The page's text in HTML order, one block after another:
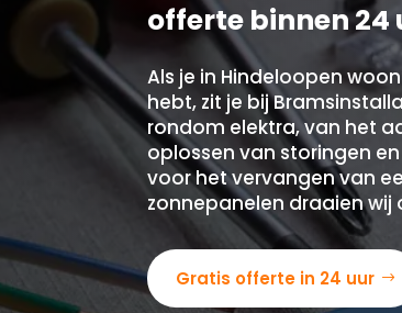
offerte binnen 24
Als je in Hindeloopen
hebt, zit je bij
rondom elektra, van het
oplossen van storingen
voor het vervangen van
zonnepanelen draaien wij
Gratis offerte in 24 uur